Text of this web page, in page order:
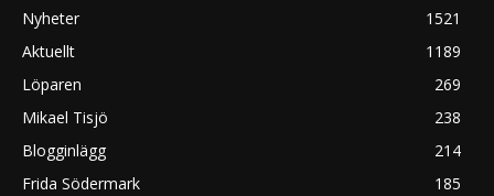
Nyheter
1521
Aktuellt
1189
Löparen
269
Mikael Tisjö
238
Blogginlägg
214
Frida Södermark
185